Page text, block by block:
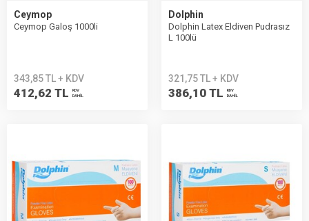
Ceymop
Ceymop Galoş 1000li
343,85 TL + KDV
412,62 TL
KDV
DAHİL
Dolphin
Dolphin Latex Eldiven Pudrasız
L 100lü
321,75 TL + KDV
386,10 TL
KDV
DAHİL